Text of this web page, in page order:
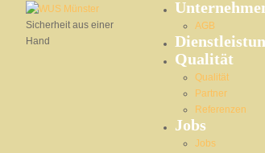
Sicherheit aus einer
Hand
AGB
Qualität
Qualität
Partner
Referenzen
Jobs
Jobs